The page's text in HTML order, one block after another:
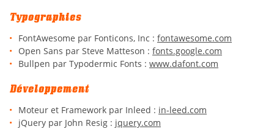
Qualité
Actualités
Avis
Contact
INSCRIPTION
Typographies
FontAwesome par Fonticons, Inc : fontawesome.com
Open Sans par Steve Matteson : fonts.google.com
Bullpen par Typodermic Fonts : www.dafont.com
Développement
Moteur et Framework par Inleed : in-leed.com
jQuery par John Resig : jquery.com